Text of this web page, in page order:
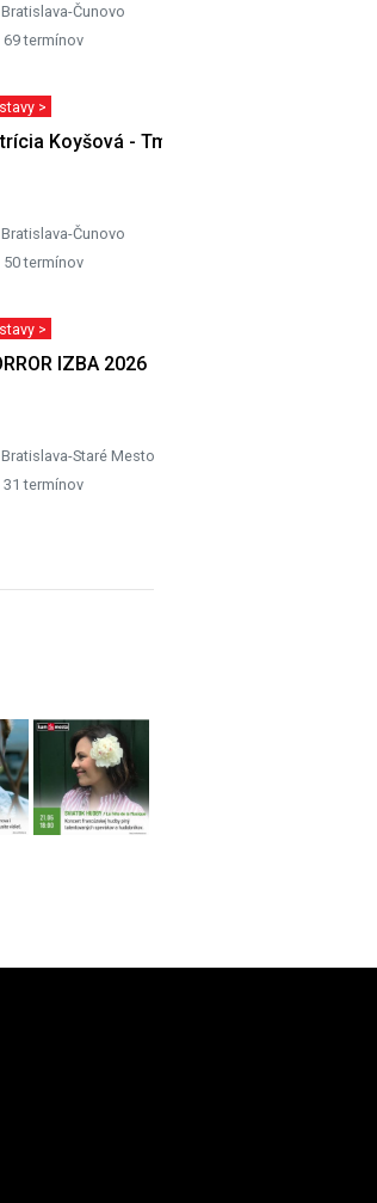
Bratislava-Čunovo
69 termínov
>
Koyšová - Tmy sa nemusíš báť
Bratislava-Čunovo
50 termínov
>
IZBA 2026
Bratislava-Staré Mesto
31 termínov